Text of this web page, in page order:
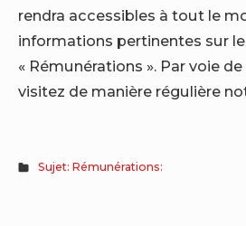
rendra accessibles à tout le
informations pertinentes sur
« Rémunérations ». Par voie
visitez de manière régulière
Sujet: Rémunérations: